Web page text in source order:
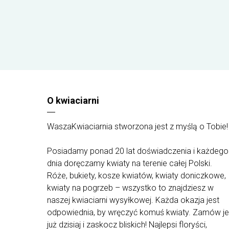
dobierają kwiaty, aby stworzyć z nich piękne
bukiety i doręczyć je pod wskazany adres. W
związku z różnorodnym występowaniem kwiatów
w poszczególnych rejonach Polski oraz
indywidualnym stylem układania każdego florysty,
przedstawionych na zdjęciu.
O kwiaciarni
WaszaKwiaciarnia stworzona jest z myślą o Tobie!
Posiadamy ponad 20 lat doświadczenia i każdego
dnia doręczamy kwiaty na terenie całej Polski.
Róże, bukiety, kosze kwiatów, kwiaty doniczkowe,
kwiaty na pogrzeb – wszystko to znajdziesz w
naszej kwiaciarni wysyłkowej. Każda okazja jest
odpowiednia, by wręczyć komuś kwiaty. Zamów je
już dzisiaj i zaskocz bliskich! Najlepsi floryści,